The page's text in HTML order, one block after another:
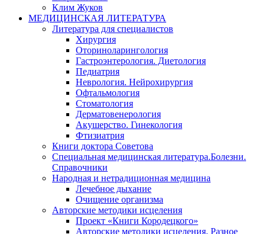
Клим Жуков
МЕДИЦИНСКАЯ ЛИТЕРАТУРА
Литература для специалистов
Хирургия
Оториноларингология
Гастроэнтерология. Диетология
Педиатрия
Неврология. Нейрохирургия
Офтальмология
Стоматология
Дерматовенерология
Акушерство. Гинекология
Фтизиатрия
Книги доктора Советова
Специальная медицинская литература.Болезни.
Справочники
Народная и нетрадиционная медицина
Лечебное дыхание
Очищение организма
Авторские методики исцеления
Проект «Книги Кородецкого»
Авторские методики исцеления. Разное